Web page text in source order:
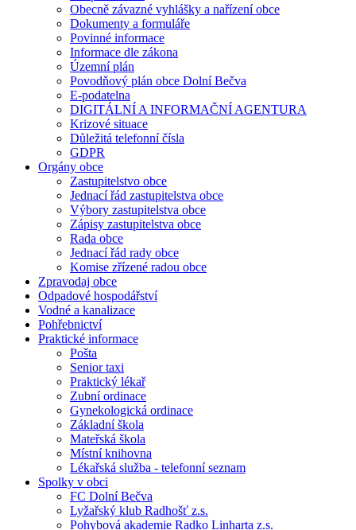
Obecně závazné vyhlášky a nařízení obce
Dokumenty a formuláře
Povinné informace
Informace dle zákona
Územní plán
Povodňový plán obce Dolní Bečva
E-podatelna
DIGITÁLNÍ A INFORMAČNÍ AGENTURA
Krizové situace
Důležitá telefonní čísla
GDPR
Orgány obce
Zastupitelstvo obce
Jednací řád zastupitelstva obce
Výbory zastupitelstva obce
Zápisy zastupitelstva obce
Rada obce
Jednací řád rady obce
Komise zřízené radou obce
Zpravodaj obce
Odpadové hospodářství
Vodné a kanalizace
Pohřebnictví
Praktické informace
Pošta
Senior taxi
Praktický lékař
Zubní ordinace
Gynekologická ordinace
Základní škola
Mateřská škola
Místní knihovna
Lékařská služba - telefonní seznam
Spolky v obci
FC Dolní Bečva
Lyžařský klub Radhošť z.s.
Pohybová akademie Radko Linharta z.s.